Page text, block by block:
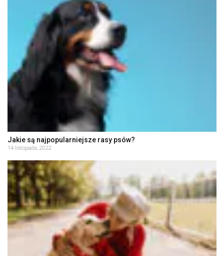
Jakie są najpopularniejsze rasy psów?
14 listopada, 2022